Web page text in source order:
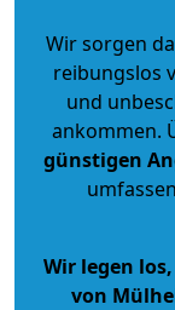
Wir sorgen
reibungslos
und
ankommen.
günstigen
Wir legen
von